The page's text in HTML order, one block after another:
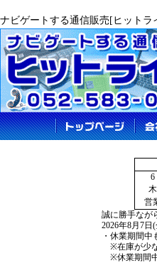
ナビゲートする通信販売[ヒットラ
6
木
営
誠に勝手なが
2026年8月7日
・休業期間
※在庫が少
※休業期間中